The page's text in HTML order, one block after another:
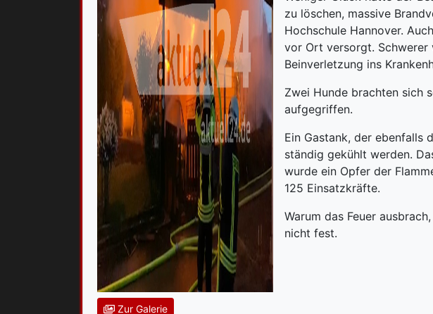
Zur Galerie
zu löschen, massive
Hochschule Hannover.
vor Ort versorgt. Schwerer
Beinverletzung ins
Zwei Hunde brachten sich
aufgegriffen.
Ein Gastank, der ebenfalls
ständig gekühlt werden.
wurde ein Opfer der
125 Einsatzkräfte.
Warum das Feuer
nicht fest.